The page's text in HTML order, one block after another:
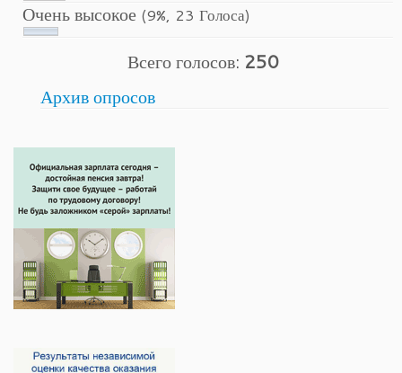
Очень высокое (9%, 23 Голоса)
Всего голосов: 250
Архив опросов